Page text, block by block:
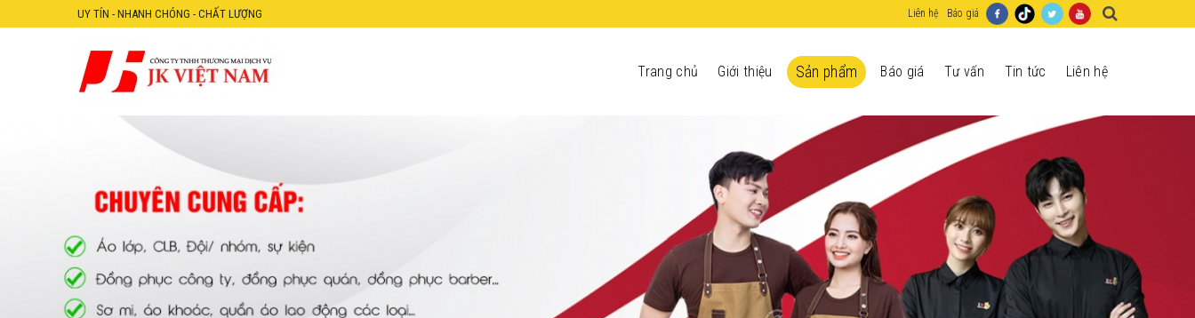
UY TÍN - NHANH CHÓNG - CHẤT LƯỢNG Liên hệ Báo giá
Trang chủ Giới thiệu Sản phẩm Báo giá Tư vấn Tin tức Liên hệ